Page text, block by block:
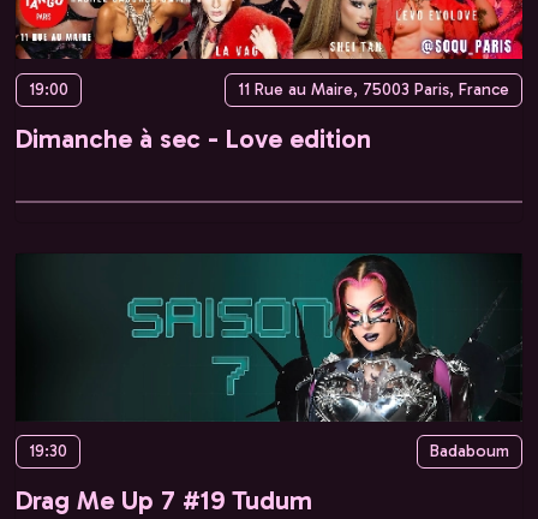
19:00 11 Rue au Maire, 75003 Paris, France
Dimanche à sec - Love edition
19:30 Badaboum
Drag Me Up 7 #19 Tudum